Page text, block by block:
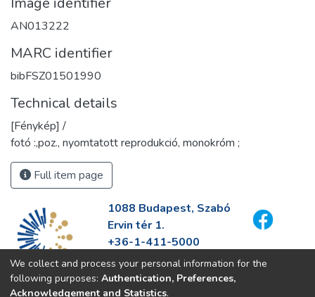
AN013222
MARC identifier
bibFSZ01501990
Technical details
[Fénykép] /
fotó :,poz., nyomtatott reprodukció, monokróm ;
Full item page
1088 Budapest, Szabó
Ervin tér 1.
+36-1-411-5000
info@fszek.hu
https://fszek.hu
We collect and process your personal information for the
following purposes: Authentication, Preferences,
Acknowledgement and Statistics.